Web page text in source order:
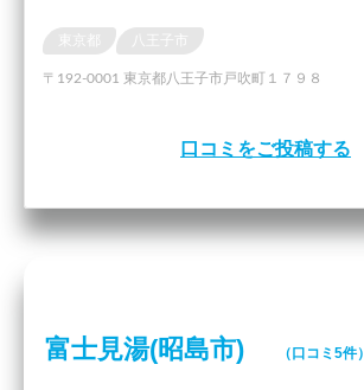
東京都 八王子市
〒192-0001 東京都八王子市戸吹町１７９８
口コミをご投稿する
富士見湯(昭島市) （口コミ5件）